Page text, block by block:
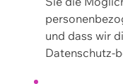
und dass wir
Datenschutz-